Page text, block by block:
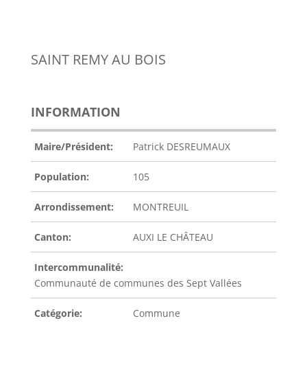
SAINT REMY AU BOIS
INFORMATION
Maire/Président: Patrick DESREUMAUX
Population: 105
Arrondissement: MONTREUIL
Canton: AUXI LE CHÂTEAU
Intercommunalité:
Communauté de communes des Sept Vallées
Catégorie: Commune